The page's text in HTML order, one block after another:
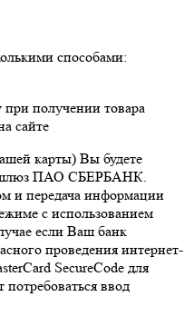
способами:
получении товара
сайте
карты) Вы будете
шлюз ПАО СБЕРБАНК.
и передача информации
с использованием
если Ваш банк
проведения интернет-
SecureCode для
ввод